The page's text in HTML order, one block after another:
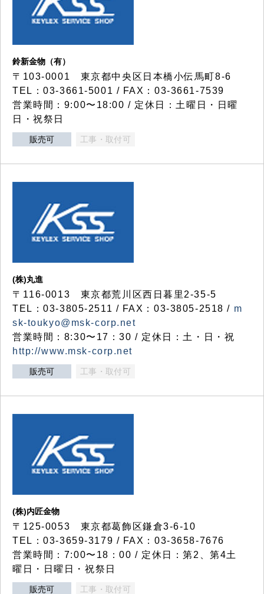
鈴新金物（有）
〒103-0001 東京都中央区日本橋小伝馬町8-6
TEL：03-3661-5001 / FAX：03-3661-7539
営業時間：9:00〜18:00 / 定休日：土曜日・日曜
日・祝祭日
販売可 工事・取付可
(株)丸進
〒116-0013 東京都荒川区西日暮里2-35-5
TEL：03-3805-2511 / FAX：03-3805-2518 / m
sk-toukyo@msk-corp.net
営業時間：8:30〜17：30 / 定休日：土・日・祝
http://www.msk-corp.net
販売可 工事・取付可
(株)内匠金物
〒125-0053 東京都葛飾区鎌倉3-6-10
TEL：03-3659-3179 / FAX：03-3658-7676
営業時間：7:00〜18：00 / 定休日：第2、第4土
曜日・日曜日・祝祭日
販売可 工事・取付可